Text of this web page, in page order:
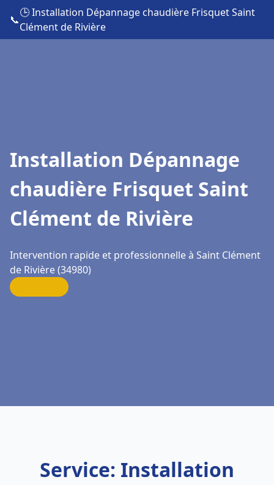
📞
🕒 Installation Dépannage chaudière Frisquet Saint
Clément de Rivière
Installation Dépannage
chaudière Frisquet Saint
Clément de Rivière
Intervention rapide et professionnelle à Saint Clément
de Rivière (34980)
Service: Installation